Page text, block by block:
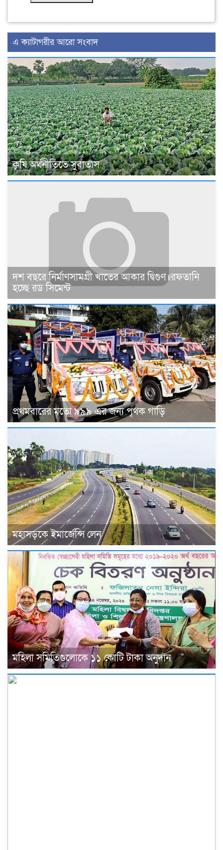
এ ক্যাটাগরীর আরো সংবাদ
কৃষি অর্থনীতিতে সুবাতাস
দশ বছরে নির্মাণসামগ্রী খাতের আকার দ্বিগুণ॥রফতানি
হচ্ছে রড সিমেন্ট
প্রথমবারের মতো ৯৯৯ এর জন্য পৃথক গাড়ি
মহাসড়কে ইমার্জেন্সি লেন
মহিলা সমিতিগুলোকে ১১ কোটি টাকা অনুদান